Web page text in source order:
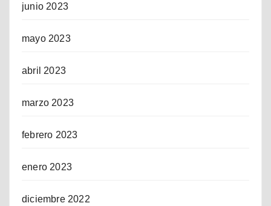
junio 2023
mayo 2023
abril 2023
marzo 2023
febrero 2023
enero 2023
diciembre 2022